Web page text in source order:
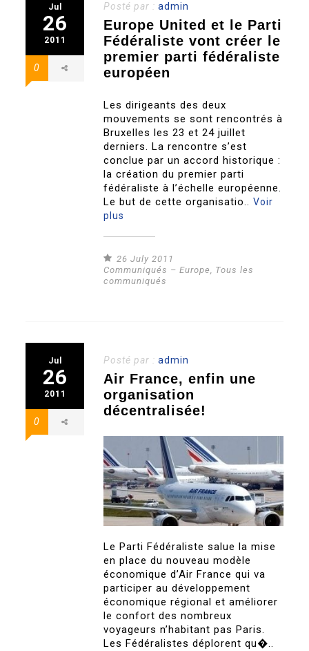
Jul
26
2011
0
Posté par :admin
Europe United et le Parti
Fédéraliste vont créer le
premier parti fédéraliste
européen
Les dirigeants des deux
mouvements se sont rencontrés à
Bruxelles les 23 et 24 juillet
derniers. La rencontre s’est
conclue par un accord historique :
la création du premier parti
fédéraliste à l’échelle européenne.
Le but de cette organisatio..Voir
plus
26 July 2011
Communiqués – Europe, Tous les
communiqués
Jul
26
2011
0
Posté par :admin
Air France, enfin une
organisation
décentralisée!
Le Parti Fédéraliste salue la mise
en place du nouveau modèle
économique d’Air France qui va
participer au développement
économique régional et améliorer
le confort des nombreux
voyageurs n’habitant pas Paris.
Les Fédéralistes déplorent qu�..